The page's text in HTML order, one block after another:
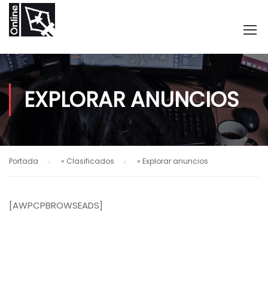
EXPLORAR ANUNCIOS
Portada » Clasificados » Explorar anuncios
[AWPCPBROWSEADS]